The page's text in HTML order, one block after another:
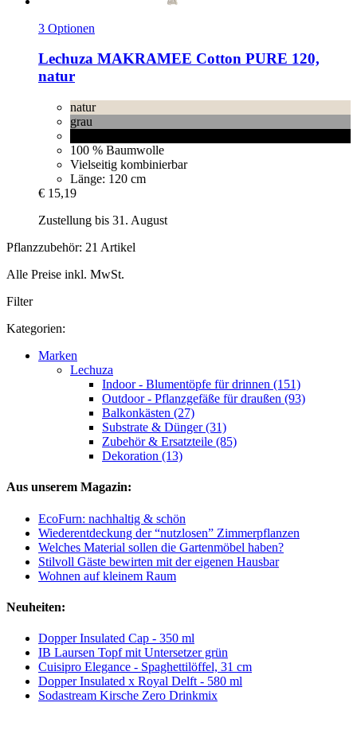
3 Optionen
Lechuza MAKRAMEE Cotton PURE 120,
natur
natur
grau
100 % Baumwolle
Vielseitig kombinierbar
Länge: 120 cm
€ 15,19
Zustellung bis 31. August
Pflanzzubehör: 21 Artikel
Alle Preise inkl. MwSt.
Filter
Kategorien:
Marken
Lechuza
Indoor - Blumentöpfe für drinnen (151)
Outdoor - Pflanzgefäße für draußen (93)
Balkonkästen (27)
Substrate & Dünger (31)
Zubehör & Ersatzteile (85)
Dekoration (13)
Aus unserem Magazin:
EcoFurn: nachhaltig & schön
Wiederentdeckung der “nutzlosen” Zimmerpflanzen
Welches Material sollen die Gartenmöbel haben?
Stilvoll Gäste bewirten mit der eigenen Hausbar
Wohnen auf kleinem Raum
Neuheiten:
Dopper Insulated Cap - 350 ml
IB Laursen Topf mit Untersetzer grün
Cuisipro Elegance - Spaghettilöffel, 31 cm
Dopper Insulated x Royal Delft - 580 ml
Sodastream Kirsche Zero Drinkmix